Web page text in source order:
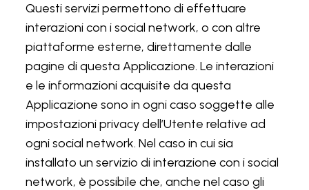
Questi servizi permettono di effettuare
interazioni con i social network, o con altre
piattaforme esterne, direttamente dalle
pagine di questa Applicazione. Le interazioni
e le informazioni acquisite da questa
Applicazione sono in ogni caso soggette alle
impostazioni privacy dell’Utente relative ad
ogni social network. Nel caso in cui sia
installato un servizio di interazione con i social
network, è possibile che, anche nel caso gli